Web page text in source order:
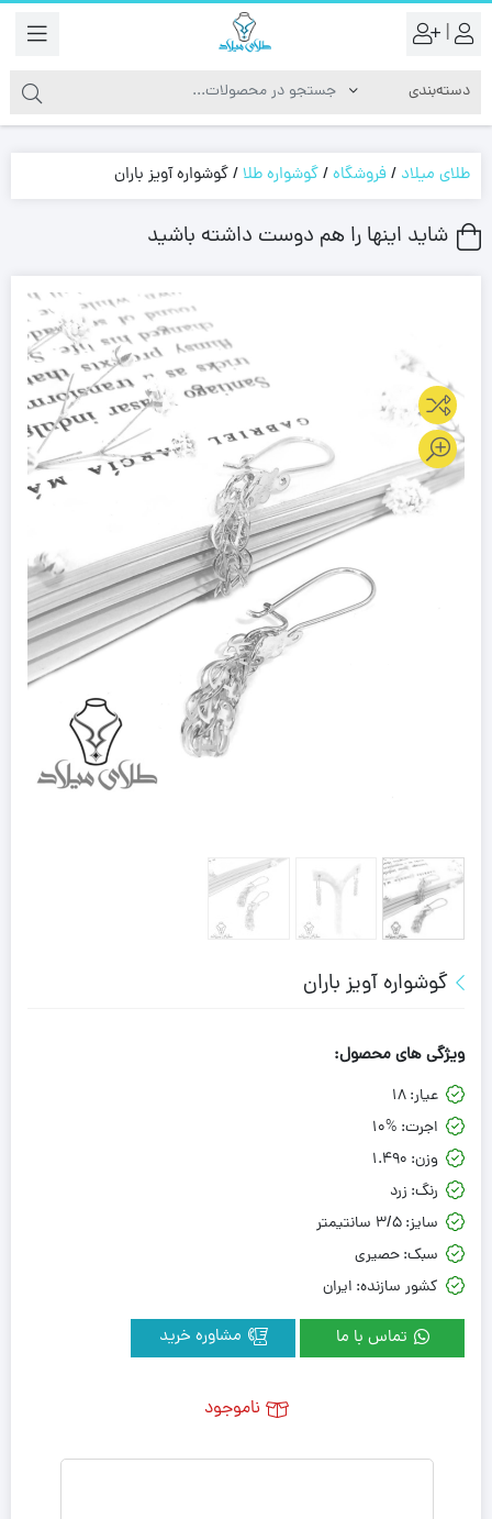
|
طلای میلاد /فروشگاه/گوشواره طلا/گوشواره آویز باران
شاید اینها را هم دوست داشته باشید
گوشواره آویز باران
ویژگی های محصول:
عیار:18
اجرت: 10%
وزن: 1.490
رنگ: زرد
سایز:3/5 سانتیمتر
سبک:حصیری
کشور سازنده: ایران
تماس با ما
ناموجود